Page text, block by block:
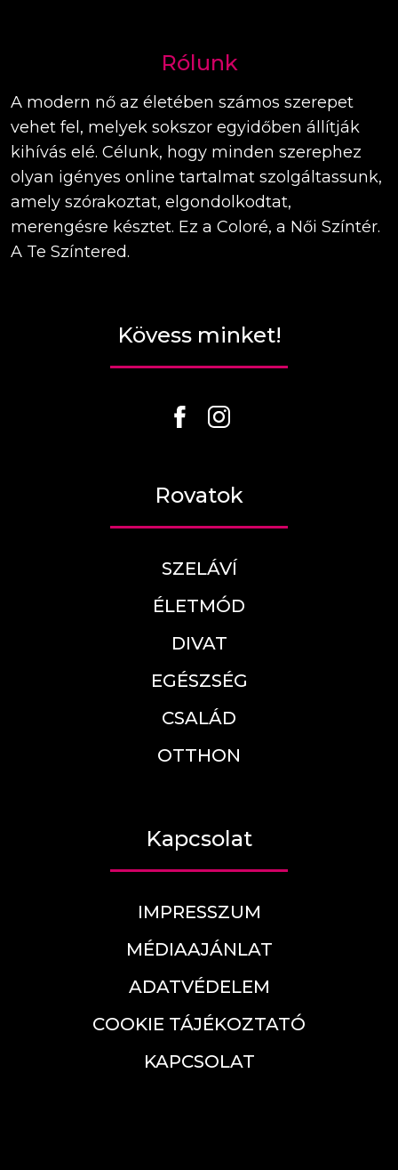
Rólunk
A modern nő az életében számos szerepet
vehet fel, melyek sokszor egyidőben állítják
kihívás elé. Célunk, hogy minden szerephez
olyan igényes online tartalmat szolgáltassunk,
amely szórakoztat, elgondolkodtat,
merengésre késztet. Ez a Coloré, a Női Színtér.
A Te Színtered.
Kövess minket!
Rovatok
SZELÁVÍ
ÉLETMÓD
DIVAT
EGÉSZSÉG
CSALÁD
OTTHON
Kapcsolat
IMPRESSZUM
MÉDIAAJÁNLAT
ADATVÉDELEM
COOKIE TÁJÉKOZTATÓ
KAPCSOLAT